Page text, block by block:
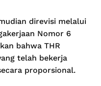
direvisi melalui
Nomor 6
bahwa THR
telah bekerja
proporsional.